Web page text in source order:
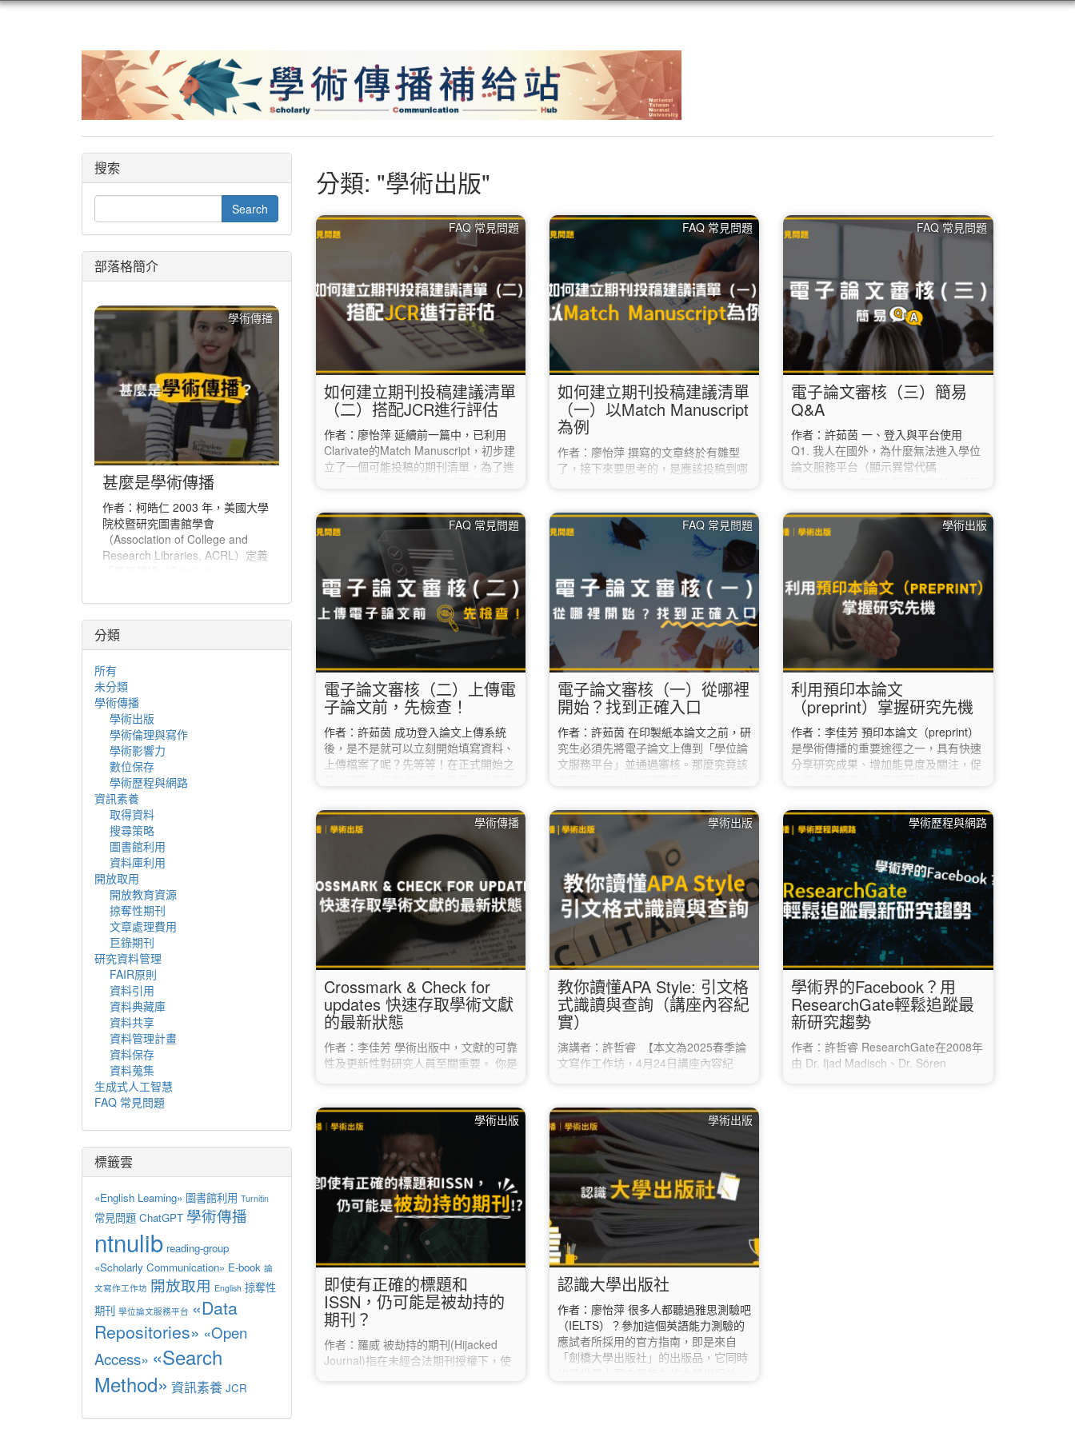
分類: "學術出版"
FAQ 常見問題
如何建立期刊投稿建議清單
（二）搭配JCR進行評估
作者：廖怡萍 延續前一篇中，已利用
Clarivate的Match Manuscript，初步建
立了一個可能投稿的期刊清單，為了進
點選上方的「Journals」項目。 2. 點
開視窗左方的「Filter」，選取第一項的
「Journals」。 3. 於右側的
「Journals」對話框中，逐筆輸入之前
在「Match Manuscript」建議清單中挑
選的期刊，再點選下方的「Apply」。
…
FAQ 常見問題
如何建立期刊投稿建議清單
（一）以Match Manuscript
為例
作者：廖怡萍 撰寫的文章終於有雛型
了，接下來要思考的，是應該投稿到哪
Journal Finder，只要輸入自身論文摘
要即可搜尋，並提供不同指標或期刊資
訊等參考。 以下將以Clarivate的Match
Manuscript為例進行說明： 1. 於科睿
唯安的官網
（https://mjl.clarivate.com/home），
點選上方的「Match Manuscript」。
2. 註冊一組免費帳號。…
FAQ 常見問題
電子論文審核（三）簡易
Q&A
作者：許茹茵 一、登入與平台使用
Q1. 我人在國外，為什麼無法進入學位
論文服務平台（顯示異常代碼
台上傳論文。 Q2. 我已經進入學位論
文服務平台，但一直無法登入，怎麼
辦？ 登入時請輸入「校務行政資訊入口
網」的帳號密碼，請勿填寫圖書館讀者
專區的帳密。 如果使用校務行政資訊入
口網的帳密還是無法登入的話，請聯絡
本校資訊中心（02-7749-3737；
helpdesk@ntnu.edu.tw）。 Q3.…
FAQ 常見問題
電子論文審核（二）上傳電
子論文前，先檢查！
作者：許茹茵 成功登入論文上傳系統
後，是不是就可以立刻開始填寫資料、
上傳檔案了呢？先等等！在正式開始之
是不是「這個學期」畢業？ 如果你這學
期已經通過口試，但下學期還要實習，
預計等實習結束後才會辦理畢業離校，
請務必等到「確定要畢業的那一個學
期」再將電子論文送出審核，不能提前
在這學期送審。 若不確定自己是否能在
這學期畢業，建議先詢問系所助教或教
務處。 ✔︎ 2. 下載「電子論文上傳說
明」…
FAQ 常見問題
電子論文審核（一）從哪裡
開始？找到正確入口
作者：許茹茵 在印製紙本論文之前，研
究生必須先將電子論文上傳到「學位論
文服務平台」並通過審核。那麼究竟該
意？ 今天，先讓我們來聊聊該怎麼進入
學位論文服務平台吧。 首先，請到圖
書館首頁，在最新消息的右邊找到並點
擊「學位論文服務平台」；或也可以直
接輸入網址
「https://etds.lib.ntnu.edu.tw/」。 如
果您目前人在海外，必須使用VPN連線
回臺灣後才可以正常進入學位論文服務
平台喔！…
學術出版
利用預印本論文
（preprint）掌握研究先機
作者：李佳芳 預印本論文（preprint）
是學術傳播的重要途徑之一，具有快速
分享研究成果、增加能見度及關注，促
文是指研究人員（論文作者）在公開的
預印本伺服器（preprint server）上發
表的研究成果。 和一般期刊論文最大的
差別是，多數預印本論文在上傳到伺服
器時，還沒有通過同儕審查（peer
review）的程序（潘璿安，2022）。…
學術傳播
Crossmark & Check for
updates 快速存取學術文獻
的最新狀態
作者：李佳芳 學術出版中，文獻的可靠
性及更新性對研究人員至關重要。 你是
不前，隨時間推移而發展變化，即使文
獻出版後，文獻仍會透過補充數據、更
正、撤回通知而進行更新。 透過
CrossMark的「Check for Updates」
標準視覺化按鈕，幫助研究人員快速存
取學術文獻的最新狀態，確保文獻的可
信度。 什麼是Crossmark？
CrossMark 是一種由CrossRef…
學術出版
教你讀懂APA Style: 引文格
式識讀與查詢（講座內容紀
實）
演講者：許哲睿 【本文為2025春季論
文寫作工作坊，4月24日講座內容紀
年代、文章篇名等組成元件構成。因
此，只要看懂其中的組成元件，選取合
適的檢索點，再搭配合適的檢索方式，
就可以輕鬆找到該筆資料囉！ 以下將分
別介紹四種常用的資料類型： 一、 期
刊文章 可以作為檢索點的項目 文章篇
名 期刊名 DOI（比較近代的文章可能
有DOI，能夠直接以網址方式連接到文
章） 使用的查找方式：…
學術歷程與網路
學術界的Facebook？用
ResearchGate輕鬆追蹤最
新研究趨勢
作者：許哲睿 ResearchGate在2008年
由 Dr. Ijad Madisch、Dr. Sören
學術出版
即使有正確的標題和
ISSN，仍可能是被劫持的
期刊？
作者：羅威 被劫持的期刊(Hijacked
Journal)指在未經合法期刊授權下，使
學術出版
認識大學出版社
作者：廖怡萍 很多人都聽過雅思測驗吧
（IELTS）？參加這個英語能力測驗的
應試者所採用的官方指南，即是來自
「劍橋大學出版社」的出版品，它同時
搜索
部落格簡介
學術傳播
甚麼是學術傳播
作者：柯皓仁 2003 年，美國大學
院校暨研究圖書館學會
（Association of College and
Research Libraries, ACRL）定義
統，經由該系統創建研究和其他學
術著作、評估品質、傳播於學術社
群、並保存以備未來所使用」。學
術傳播也可說是學者分享與出版研
究發現、使研究發現能夠廣為學術
社群或更多人能取得的程序。
分類
所有
未分類
學術傳播
學術出版
學術倫理與寫作
學術影響力
數位保存
學術歷程與網路
資訊素養
取得資料
搜尋策略
圖書館利用
資料庫利用
開放取用
開放教育資源
掠奪性期刊
文章處理費用
巨錄期刊
研究資料管理
FAIR原則
資料引用
資料典藏庫
資料共享
資料管理計畫
資料保存
資料蒐集
生成式人工智慧
FAQ 常見問題
標籤雲
«English Learning» 圖書館利用 Turnitin
常見問題 ChatGPT 學術傳播
ntnulib reading-group
«Scholarly Communication» E-book 論
文寫作工作坊 開放取用 English 掠奪性
期刊 學位論文服務平台 «Data
Repositories» «Open
Access» «Search
Method» 資訊素養 JCR